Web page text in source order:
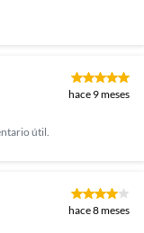
hace 9 meses
útil.
hace 8 meses